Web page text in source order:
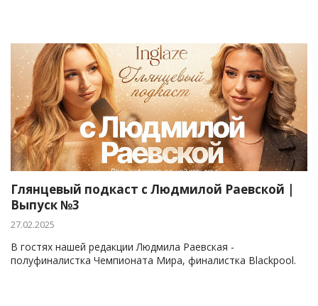
Глянцевый подкаст с Людмилой Раевской |
Выпуск №3
27.02.2025
В гостях нашей редакции Людмила Раевская -
полуфиналистка Чемпионата Мира, финалистка Blackpool.